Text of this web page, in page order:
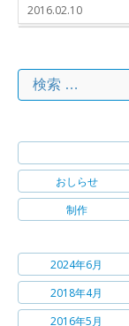
2016.02.10
おしらせ
制作
2024年6月
2018年4月
2016年5月